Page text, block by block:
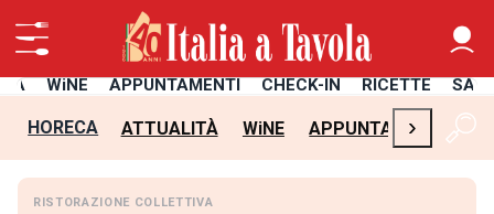
WiNE APPUNTAMENTI CHECK-IN RICETTE
HORECA ATTUALITÀ WiNE APPUNTAMENTI
›
RISTORAZIONE COLLETTIVA